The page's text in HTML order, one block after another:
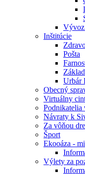
Vývoz
Inštitúcie
Pošta
Urbár
Obecný
Virtuálny
Podnikatelia
Návraty k
Za vôňou
Šport
Ekooáza -
Výlety za